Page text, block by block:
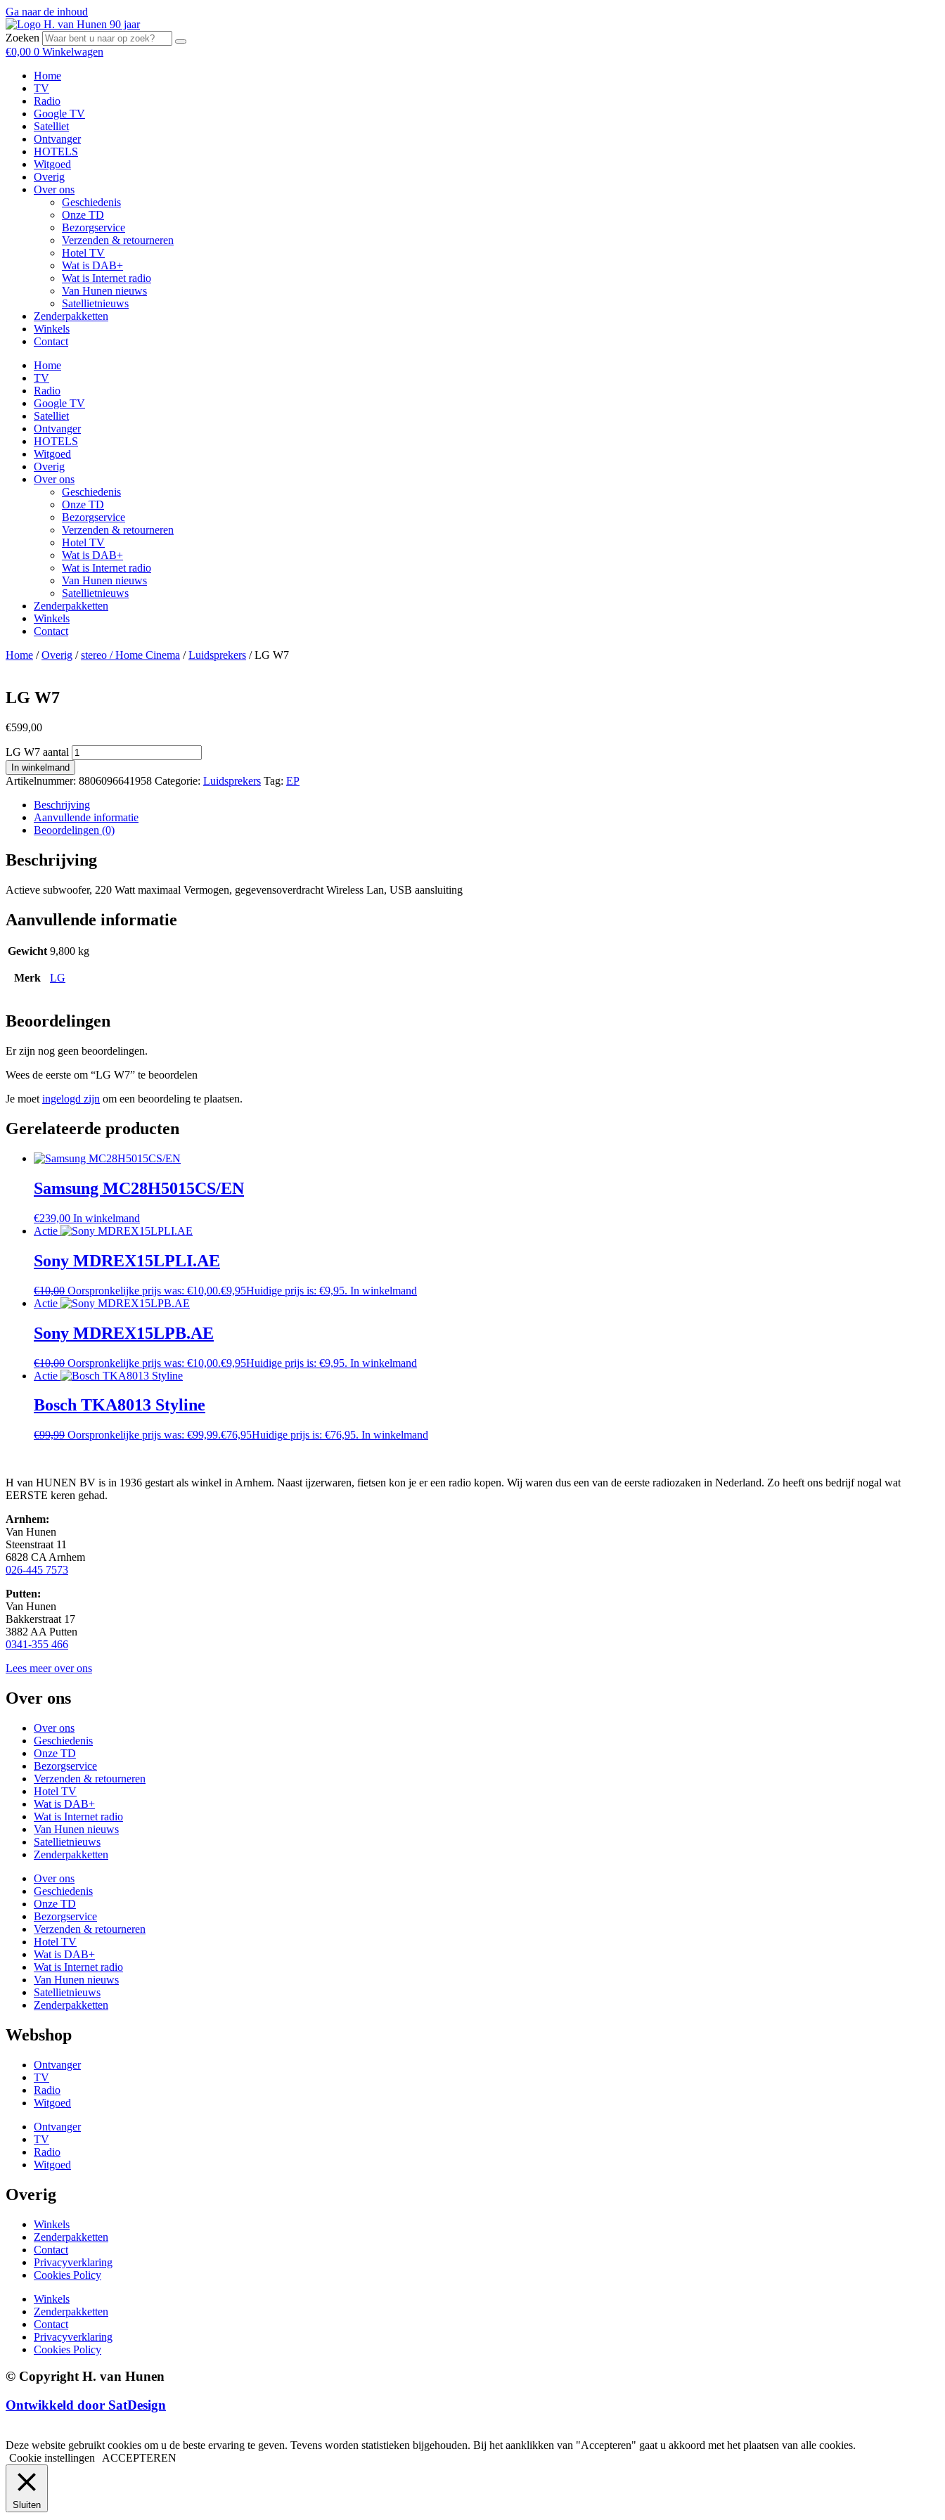
Ga naar de inhoud
Zoeken
€0,00 0 Winkelwagen
Home
TV
Radio
Google TV
Satelliet
Ontvanger
HOTELS
Witgoed
Overig
Over ons
Geschiedenis
Onze TD
Bezorgservice
Verzenden & retourneren
Hotel TV
Wat is DAB+
Wat is Internet radio
Van Hunen nieuws
Satellietnieuws
Zenderpakketten
Winkels
Contact
Home
TV
Radio
Google TV
Satelliet
Ontvanger
HOTELS
Witgoed
Overig
Over ons
Geschiedenis
Onze TD
Bezorgservice
Verzenden & retourneren
Hotel TV
Wat is DAB+
Wat is Internet radio
Van Hunen nieuws
Satellietnieuws
Zenderpakketten
Winkels
Contact
Home /Overig /stereo / Home Cinema /Luidsprekers / LG W7
LG W7
€599,00
LG W7 aantal
In winkelmand
Artikelnummer: 8806096641958 Categorie: Luidsprekers Tag: EP
Beschrijving
Aanvullende informatie
Beoordelingen (0)
Beschrijving
Actieve subwoofer, 220 Watt maximaal Vermogen, gegevensoverdracht Wireless Lan, USB aansluiting
Aanvullende informatie
Gewicht 9,800 kg
Merk LG
Beoordelingen
Er zijn nog geen beoordelingen.
Wees de eerste om “LG W7” te beoordelen
Je moet ingelogd zijn om een beoordeling te plaatsen.
Gerelateerde producten
Samsung MC28H5015CS/EN
€239,00 In winkelmand
Actie
Sony MDREX15LPLI.AE
€10,00 Oorspronkelijke prijs was: €10,00.€9,95Huidige prijs is: €9,95. In winkelmand
Actie
Sony MDREX15LPB.AE
€10,00 Oorspronkelijke prijs was: €10,00.€9,95Huidige prijs is: €9,95. In winkelmand
Actie
Bosch TKA8013 Styline
€99,99 Oorspronkelijke prijs was: €99,99.€76,95Huidige prijs is: €76,95. In winkelmand
H van HUNEN BV is in 1936 gestart als winkel in Arnhem. Naast ijzerwaren, fietsen kon je er een radio kopen. Wij waren dus een van de eerste radiozaken in Nederland. Zo heeft ons bedrijf nogal wat
EERSTE keren gehad.
Arnhem:
Van Hunen
Steenstraat 11
6828 CA Arnhem
026-445 7573
Putten:
Van Hunen
Bakkerstraat 17
3882 AA Putten
0341-355 466
Lees meer over ons
Over ons
Over ons
Geschiedenis
Onze TD
Bezorgservice
Verzenden & retourneren
Hotel TV
Wat is DAB+
Wat is Internet radio
Van Hunen nieuws
Satellietnieuws
Zenderpakketten
Over ons
Geschiedenis
Onze TD
Bezorgservice
Verzenden & retourneren
Hotel TV
Wat is DAB+
Wat is Internet radio
Van Hunen nieuws
Satellietnieuws
Zenderpakketten
Webshop
Ontvanger
TV
Radio
Witgoed
Ontvanger
TV
Radio
Witgoed
Overig
Winkels
Zenderpakketten
Contact
Privacyverklaring
Cookies Policy
Winkels
Zenderpakketten
Contact
Privacyverklaring
Cookies Policy
© Copyright H. van Hunen
Ontwikkeld door SatDesign
Deze website gebruikt cookies om u de beste ervaring te geven. Tevens worden statistieken bijgehouden. Bij het aanklikken van "Accepteren" gaat u akkoord met het plaatsen van alle cookies.
Cookie instellingen
ACCEPTEREN
Sluiten